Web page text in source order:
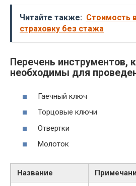
Читайте также: Стоимость
страховку без стажа
Перечень инструментов,
необходимы для
Гаечный ключ
Торцовые ключи
Отвертки
Молоток
Название